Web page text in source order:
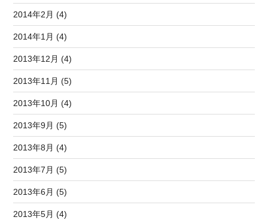
2014年2月 (4)
2014年1月 (4)
2013年12月 (4)
2013年11月 (5)
2013年10月 (4)
2013年9月 (5)
2013年8月 (4)
2013年7月 (5)
2013年6月 (5)
2013年5月 (4)